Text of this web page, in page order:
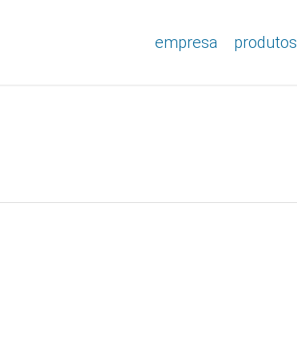
empresa produtos